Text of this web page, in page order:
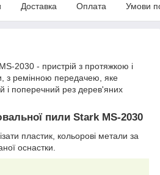
Доставка Оплата Умови
2030 - пристрій з протяжкою і
з ремінною передачею, яке
і поперечний рез дерев'яних
пили Stark MS-2030
пластик, кольорові метали за
оснастки.